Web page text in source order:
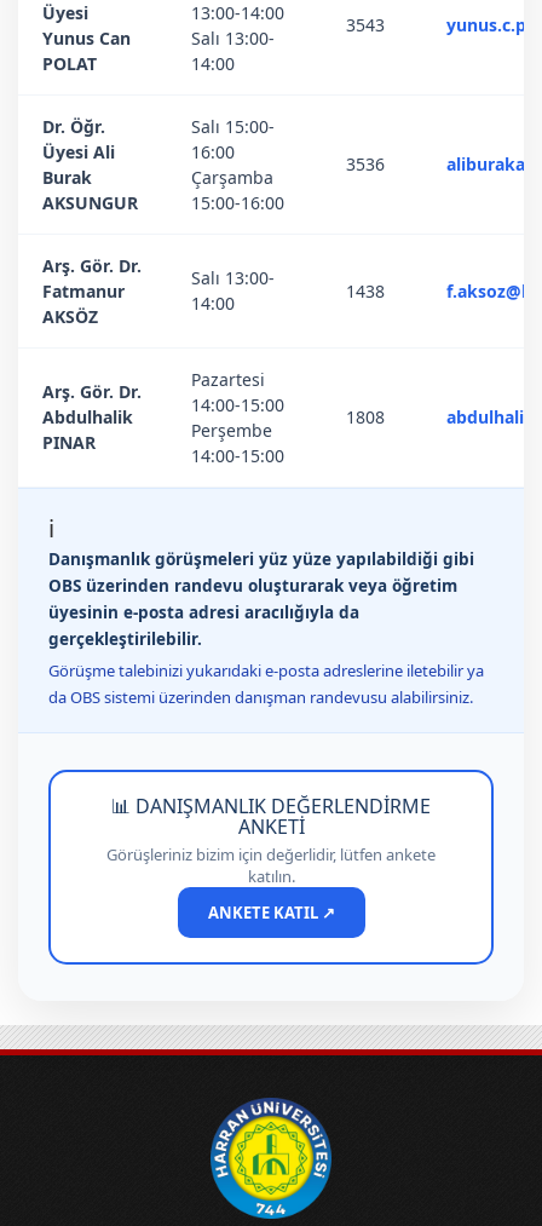
Üyesi
Yunus Can
POLAT
13:00-14:00
Salı 13:00-
14:00
3543
Dr. Öğr.
Üyesi Ali
Burak
AKSUNGUR
Salı 15:00-
16:00
Çarşamba
15:00-16:00
3536
Arş. Gör. Dr.
Fatmanur
AKSÖZ
Salı 13:00-
14:00
1438
Arş. Gör. Dr.
Abdulhalik
PINAR
Pazartesi
14:00-15:00
Perşembe
14:00-15:00
1808
ℹ️
Danışmanlık görüşmeleri yüz yüze yapılabildiği gibi
OBS üzerinden randevu oluşturarak veya öğretim
üyesinin e-posta adresi aracılığıyla da
gerçekleştirilebilir.
Görüşme talebinizi yukarıdaki e-posta adreslerine iletebilir ya
da OBS sistemi üzerinden danışman randevusu alabilirsiniz.
📊 DANIŞMANLIK DEĞERLENDİRME
ANKETİ
Görüşleriniz bizim için değerlidir, lütfen ankete
katılın.
ANKETE KATIL ↗